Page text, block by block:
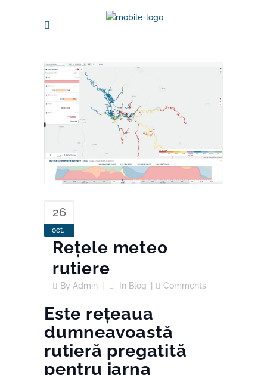
26
oct.
Rețele meteo
rutiere
By Admin In Blog Comments
Este rețeaua
dumneavoastă
rutieră pregatită
pentru iarna